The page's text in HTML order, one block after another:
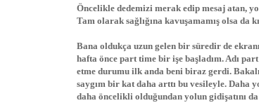
Öncelikle dedemizi merak edip mesaj atan,
Tam olarak sağlığına kavuşamamış olsa da
Bana oldukça uzun gelen bir süredir de
hafta önce part time bir işe başladım. Adı
etme durumu ilk anda beni biraz gerdi.
saygım bir kat daha arttı bu vesileyle. Daha
daha öncelikli olduğundan yolun gidişatını